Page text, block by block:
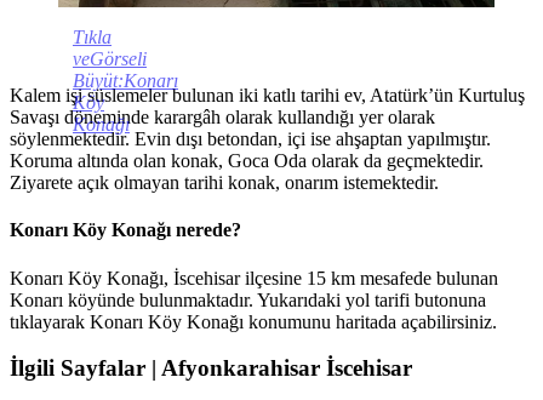
Tıkla
veGörseli
Büyüt:Konarı
Köy
Konağı
Kalem işi süslemeler bulunan iki katlı tarihi ev, Atatürk’ün Kurtuluş
Savaşı döneminde karargâh olarak kullandığı yer olarak
söylenmektedir. Evin dışı betondan, içi ise ahşaptan yapılmıştır.
Koruma altında olan konak, Goca Oda olarak da geçmektedir.
Ziyarete açık olmayan tarihi konak, onarım istemektedir.
Konarı Köy Konağı nerede?
Konarı Köy Konağı, İscehisar ilçesine 15 km mesafede bulunan
Konarı köyünde bulunmaktadır. Yukarıdaki yol tarifi butonuna
tıklayarak Konarı Köy Konağı konumunu haritada açabilirsiniz.
İlgili Sayfalar | Afyonkarahisar İscehisar